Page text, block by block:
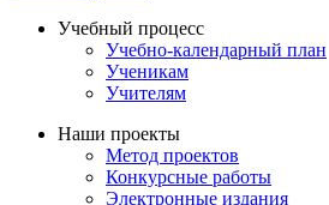
Учебный процесс
Учебно-календарный план
Ученикам
Учителям
Наши проекты
Метод проектов
Конкурсные работы
Электронные издания